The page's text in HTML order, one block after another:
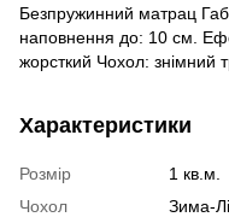
Безпружинний матрац
наповнення до: 10 см.
жорсткий Чохол: знімний
Характеристики
Розмір
1 кв.м.
Чохол
Зима-